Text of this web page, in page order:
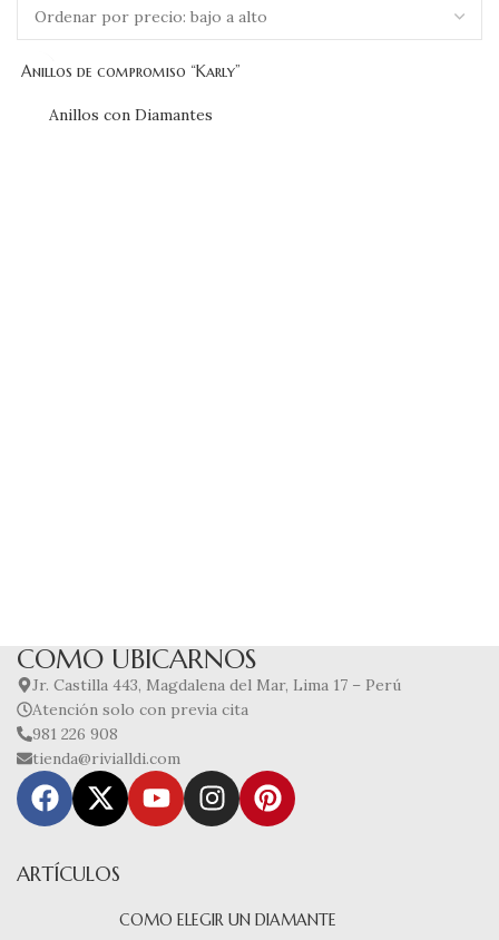
Anillos de compromiso “Karly”
Anillos con Diamantes
COMO UBICARNOS
Jr. Castilla 443, Magdalena del Mar, Lima 17 – Perú
Atención solo con previa cita
981 226 908
tienda@rivialldi.com
ARTÍCULOS
COMO ELEGIR UN DIAMANTE